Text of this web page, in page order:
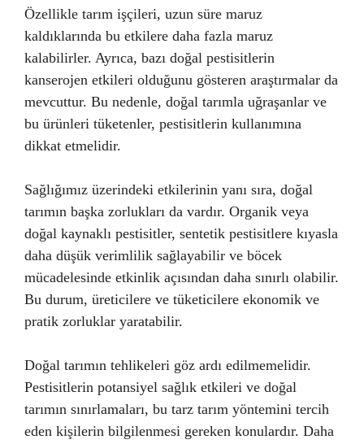
Özellikle tarım işçileri, uzun süre maruz
kaldıklarında bu etkilere daha fazla maruz
kalabilirler. Ayrıca, bazı doğal pestisitlerin
kanserojen etkileri olduğunu gösteren araştırmalar da
mevcuttur. Bu nedenle, doğal tarımla uğraşanlar ve
bu ürünleri tüketenler, pestisitlerin kullanımına
dikkat etmelidir.
Sağlığımız üzerindeki etkilerinin yanı sıra, doğal
tarımın başka zorlukları da vardır. Organik veya
doğal kaynaklı pestisitler, sentetik pestisitlere kıyasla
daha düşük verimlilik sağlayabilir ve böcek
mücadelesinde etkinlik açısından daha sınırlı olabilir.
Bu durum, üreticilere ve tüketicilere ekonomik ve
pratik zorluklar yaratabilir.
Doğal tarımın tehlikeleri göz ardı edilmemelidir.
Pestisitlerin potansiyel sağlık etkileri ve doğal
tarımın sınırlamaları, bu tarz tarım yöntemini tercih
eden kişilerin bilgilenmesi gereken konulardır. Daha